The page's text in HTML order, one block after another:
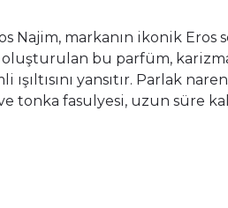
Najim, markanın ikonik Eros
bu parfüm,
yansıtır. Parlak
tonka fasulyesi, uzun süre